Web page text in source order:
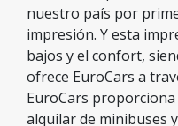
nuestro país por
impresión. Y esta
bajos y el confort,
ofrece EuroCars a
EuroCars
alquilar de minibuses